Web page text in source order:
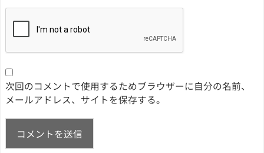
次回のコメントで使用するためブラウザーに自分の名前、
メールアドレス、サイトを保存する。